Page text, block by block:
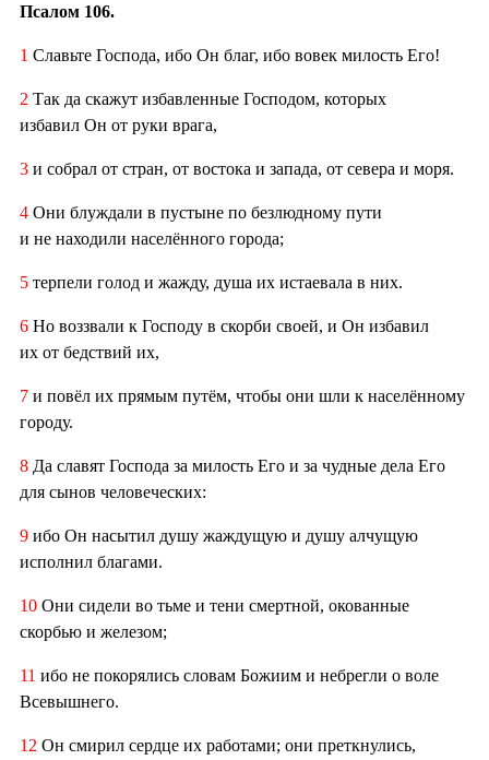
Псалом 106.
1 Славьте Господа, ибо Он благ, ибо вовек милость Его!
2 Так да скажут избавленные Господом, которых
избавил Он от руки врага,
3 и собрал от стран, от востока и запада, от севера и моря.
4 Они блуждали в пустыне по безлюдному пути
и не находили населённого города;
5 терпели голод и жажду, душа их истаевала в них.
6 Но воззвали к Господу в скорби своей, и Он избавил
их от бедствий их,
7 и повёл их прямым путём, чтобы они шли к населённому
городу.
8 Да славят Господа за милость Его и за чудные дела Его
для сынов человеческих:
9 ибо Он насытил душу жаждущую и душу алчущую
исполнил благами.
10 Они сидели во тьме и тени смертной, окованные
скорбью и железом;
11 ибо не покорялись словам Божиим и небрегли о воле
Всевышнего.
12 Он смирил сердце их работами; они преткнулись,